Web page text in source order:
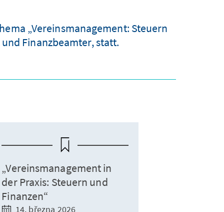
„Vereinsmanagement: Steuern
Finanzbeamter, statt.
„Vereinsmanagement in
der Praxis: Steuern und
Finanzen“
14. března 2026